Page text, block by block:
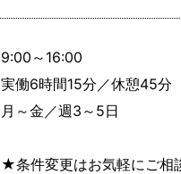
9:00～16:00
実働6時間15分／休憩45分
月～金／週3～5日
★条件変更はお気軽にご相